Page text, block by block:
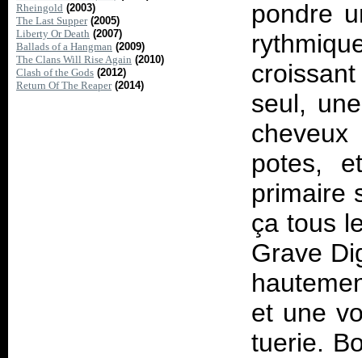
Rheingold (2003)
The Last Supper (2005)
Liberty Or Death (2007)
Ballads of a Hangman (2009)
The Clans Will Rise Again (2010)
Clash of the Gods (2012)
Return Of The Reaper (2014)
pondre
seul,
potes,
primaire
ça tous
Grave
et une
tuerie.